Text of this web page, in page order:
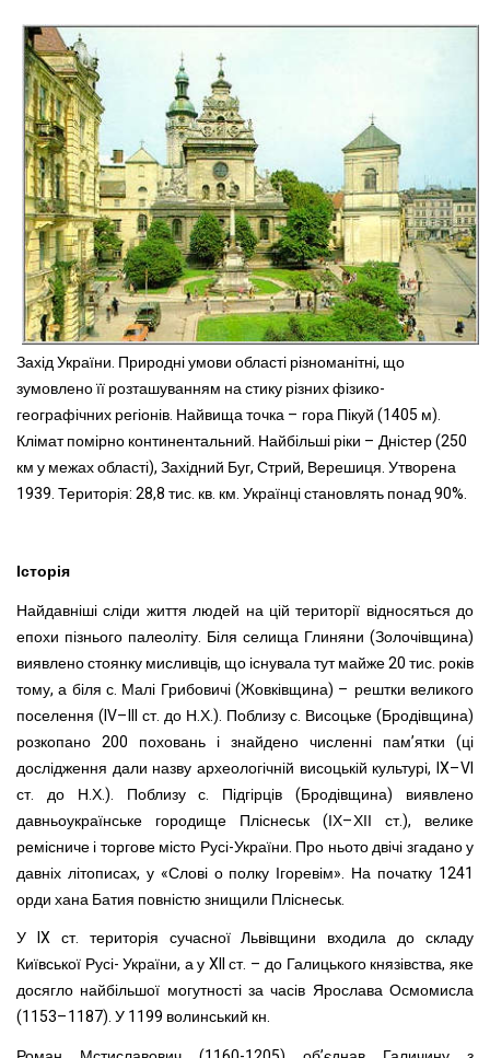
Захід України. Природні умови області різноманітні, що
зумовлено її розташуванням на стику різних фізико-
географічних регіонів. Найвища точка – гора Пікуй (1405 м).
Клімат помірно континентальний. Найбільші ріки – Дністер (250
км у межах області), Західний Буг, Стрий, Верешиця. Утворена
1939. Територія: 28,8 тис. кв. км. Українці становлять понад 90%.
Історія
Найдавніші сліди життя людей на цій території відносяться до
епохи пізнього палеоліту. Біля селища Глиняни (Золочівщина)
виявлено стоянку мисливців, що існувала тут майже 20 тис. років
тому, а біля с. Малі Грибовичі (Жовківщина) – рештки великого
поселення (IV–III ст. до Н.Х.). Поблизу с. Висоцьке (Бродівщина)
розкопано 200 поховань і знайдено численні пам’ятки (ці
дослідження дали назву археологічній висоцькій культурі, IX–VI
ст. до Н.Х.). Поблизу с. Підгірців (Бродівщина) виявлено
давньоукраїнське городище Пліснеськ (ІХ–ХІІ ст.), велике
ремісниче і торгове місто Русі-України. Про ньото двічі згадано у
давніх літописах, у «Слові о полку Ігоревім». На початку 1241
орди хана Батия повністю знищили Пліснеськ.
У IX ст. територія сучасної Львівщини входила до складу
Київської Русі- України, а у XII ст. – до Галицького князівства, яке
досягло найбільшої могутності за часів Ярослава Осмомисла
(1153–1187). У 1199 волинський кн.